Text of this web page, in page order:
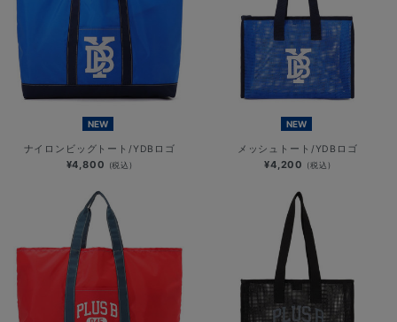
NEW
ナイロンビッグトート/YDBロゴ
¥4,800 (税込)
NEW
メッシュトート/YDBロゴ
¥4,200 (税込)